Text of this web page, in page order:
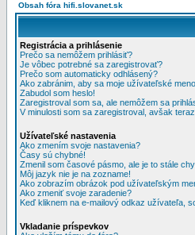
Obsah fóra hifi.slovanet.sk
Registrácia a prihlásenie
Prečo sa nemôžem prihlásiť?
Je vôbec potrebné sa zaregistrovať?
Prečo som automaticky odhlásený?
Ako zabránim, aby sa moje užívateľské
Zabudol som heslo!
Zaregistroval som sa, ale nemôžem sa
V minulosti som sa zaregistroval, avšak
Užívateľské nastavenia
Ako zmením svoje nastavenia?
Časy sú chybné!
Zmenil som časové pásmo, ale je to stále
Môj jazyk nie je na zozname!
Ako zobrazím obrázok pod užívateľským
Ako zmeniť svoje zaradenie?
Keď kliknem na e-mailový odkaz užívateľa,
Vkladanie príspevkov